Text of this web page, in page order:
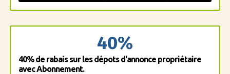
40%
40% de rabais sur les dépots d'annonce propriétaire
avec Abonnement.